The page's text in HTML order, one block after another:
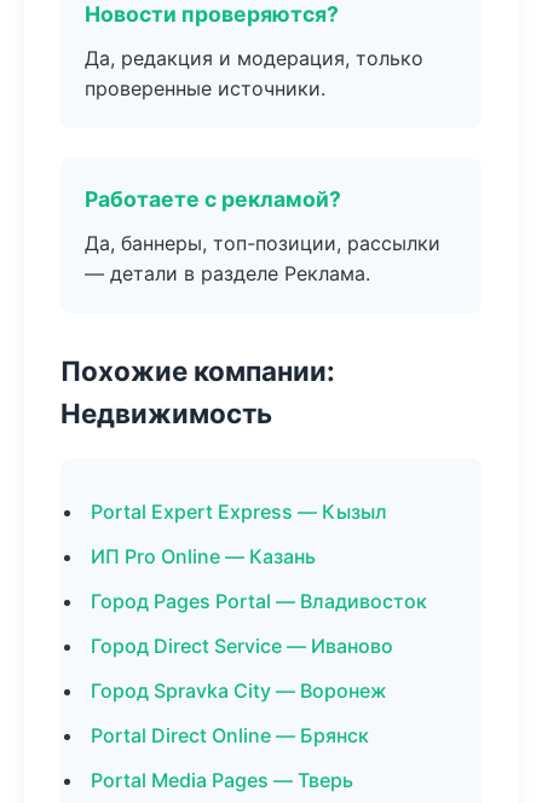
Новости проверяются?
Да, редакция и модерация, только
проверенные источники.
Работаете с рекламой?
Да, баннеры, топ-позиции, рассылки
— детали в разделе Реклама.
Похожие компании:
Недвижимость
Portal Expert Express — Кызыл
ИП Pro Online — Казань
Город Pages Portal — Владивосток
Город Direct Service — Иваново
Город Spravka City — Воронеж
Portal Direct Online — Брянск
Portal Media Pages — Тверь